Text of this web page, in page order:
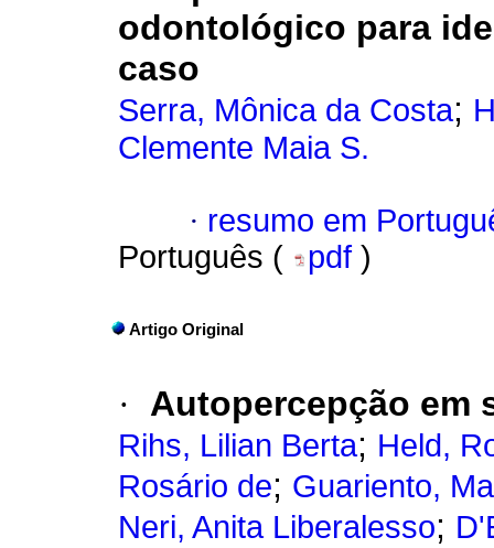
odontológico para
caso
Serra, Mônica da Costa;
Clemente Maia S.
· resumo em
Português (
pdf )
Artigo Original
· Autopercepção em
Rihs, Lilian Berta; Held,
Rosário de; Guariento,
Neri, Anita Liberalesso;